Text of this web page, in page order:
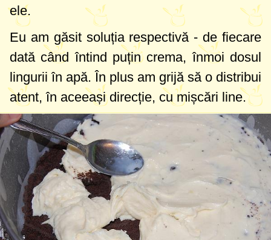
ele.
Eu am găsit soluția respectivă - de fiecare
dată când întind puțin crema, înmoi dosul
lingurii în apă. În plus am grijă să o distribui
atent, în aceeași direcție, cu mișcări line.